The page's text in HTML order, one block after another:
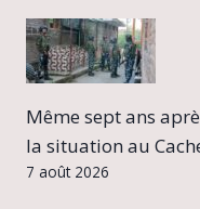
Même sept ans
la situation au
7 août 2026